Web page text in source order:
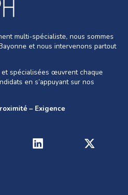
multi-spécialiste, nous sommes
et nous intervenons partout
spécialisées œuvrent chaque
en s’appuyant sur nos
– Exigence